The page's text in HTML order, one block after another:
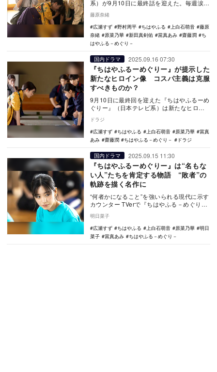
系）が9月10日に最終話を迎えた。毎週涙な
がらに見守らずにはいられなかった本作
は、「青春映画…
藤原奈緒
広瀬すず
野村周平 ちはやふる 上白石萌音
藤原
奈緒
原菜乃華 新田真剣佑 當真あみ 齋藤潤
ち
はやふる－めぐり－
国内ドラマ 2025.09.16 07:30
『ちはやふるーめぐりー』が提示した
新たなヒロイン像 コスパ主義は克服
すべきものか？
9月10日に最終回を迎えた『ちはやふるーめ
ぐりー』（日本テレビ系）は新たなヒロイ
は…
ドラジ
広瀬すず
ちはやふる 上白石萌音 原菜乃華
當真
あみ
齋藤潤 ちはやふる－めぐり－ ドラジ
国内ドラマ 2025.09.15 11:30
『ちはやふるーめぐりー』は“名もな
い人”たちを肯定する物語 “敗者”の
軌跡を描く名作に
“何者かになること”を強いられる現代に示す
カウンター TVerで『ちはやふる－めぐり
も…
明日菜子
広瀬すず
ちはやふる 上白石萌音 原菜乃華
明日
菜子
當真あみ ちはやふる－めぐり－